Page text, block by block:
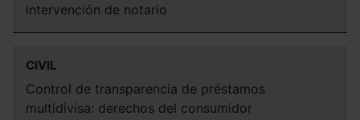
intervención de notario
CIVIL
Control de transparencia de préstamos
multidivisa: derechos del consumidor